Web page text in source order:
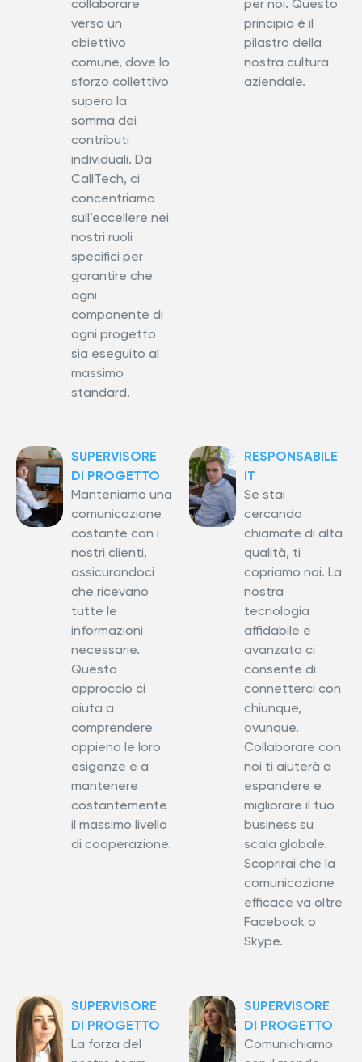
collaborare
verso un
obiettivo
comune, dove lo
sforzo collettivo
supera la
somma dei
contributi
individuali. Da
CallTech, ci
concentriamo
sull’eccellere nei
nostri ruoli
specifici per
garantire che
ogni
componente di
ogni progetto
sia eseguito al
massimo
standard.
per noi. Questo
principio è il
pilastro della
nostra cultura
aziendale.
SUPERVISORE
DI PROGETTO
Manteniamo una
comunicazione
costante con i
nostri clienti,
assicurandoci
che ricevano
tutte le
informazioni
necessarie.
Questo
approccio ci
aiuta a
comprendere
appieno le loro
esigenze e a
mantenere
costantemente
il massimo livello
di cooperazione.
RESPONSABILE
IT
Se stai
cercando
chiamate di alta
qualità, ti
copriamo noi. La
nostra
tecnologia
affidabile e
avanzata ci
consente di
connetterci con
chiunque,
ovunque.
Collaborare con
noi ti aiuterà a
espandere e
migliorare il tuo
business su
scala globale.
Scoprirai che la
comunicazione
efficace va oltre
Facebook o
Skype.
SUPERVISORE
DI PROGETTO
La forza del
SUPERVISORE
DI PROGETTO
Comunichiamo